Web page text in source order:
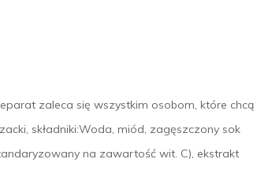
zaleca się wszystkim osobom, które chcą
składniki:Woda, miód, zagęszczony sok
na zawartość wit. C), ekstrakt